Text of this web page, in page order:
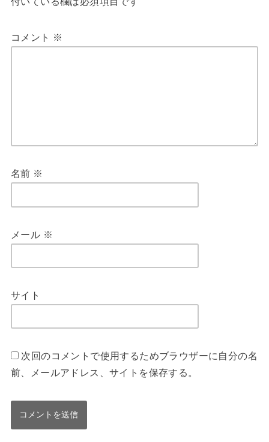
コメント ※
名前 ※
メール ※
サイト
次回のコメントで使用するためブラウザーに自分の名
前、メールアドレス、サイトを保存する。